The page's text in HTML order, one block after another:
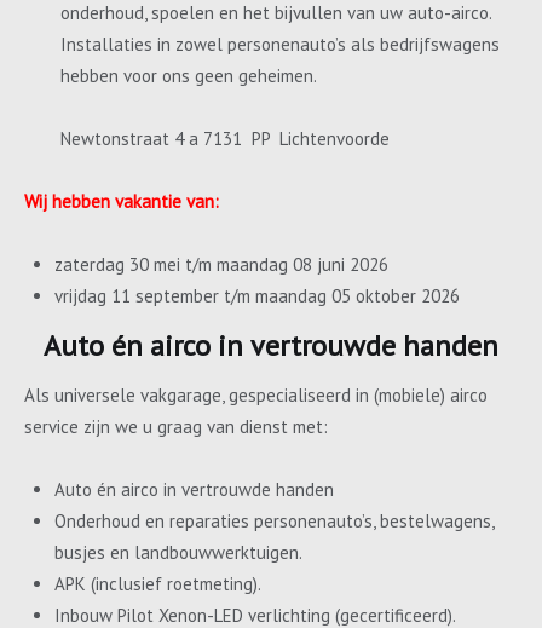
onderhoud, spoelen en het bijvullen van uw auto-airco.
Installaties in zowel personenauto’s als bedrijfswagens
hebben voor ons geen geheimen.
Newtonstraat 4 a 7131 PP Lichtenvoorde
Wij hebben vakantie van:
zaterdag 30 mei t/m maandag 08 juni 2026
vrijdag 11 september t/m maandag 05 oktober 2026
Auto én airco in vertrouwde handen
Als universele vakgarage, gespecialiseerd in (mobiele) airco
service zijn we u graag van dienst met:
Auto én airco in vertrouwde handen
Onderhoud en reparaties personenauto’s, bestelwagens,
busjes en landbouwwerktuigen.
APK (inclusief roetmeting).
Inbouw Pilot Xenon-LED verlichting (gecertificeerd).